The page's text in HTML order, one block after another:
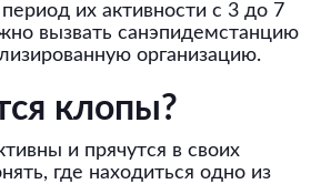
их активности с 3 до 7
вызвать санэпидемстанцию
организацию.
клопы?
и прячутся в своих
где находиться одно из